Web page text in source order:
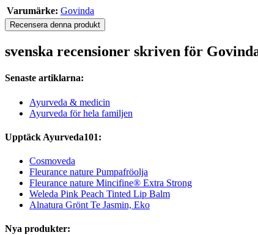
Varumärke: Govinda
Recensera denna produkt
svenska recensioner skriven för
Senaste artiklarna:
Ayurveda & medicin
Ayurveda för hela familjen
Upptäck Ayurveda101:
Cosmoveda
Fleurance nature Pumpafröolja
Fleurance nature Mincifine® Extra Strong
Weleda Pink Peach Tinted Lip Balm
Alnatura Grönt Te Jasmin, Eko
Nya produkter: